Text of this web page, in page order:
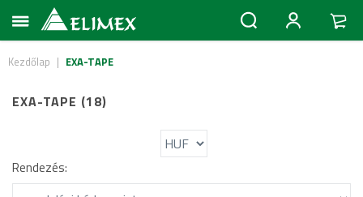
Kezdőlap | EXA-TAPE
EXA-TAPE (18)
Rendezés: